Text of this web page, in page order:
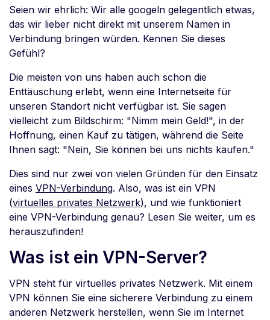
Seien wir ehrlich: Wir alle googeln gelegentlich etwas,
das wir lieber nicht direkt mit unserem Namen in
Verbindung bringen würden. Kennen Sie dieses
Gefühl?
Die meisten von uns haben auch schon die
Enttäuschung erlebt, wenn eine Internetseite für
unseren Standort nicht verfügbar ist. Sie sagen
vielleicht zum Bildschirm: "Nimm mein Geld!", in der
Hoffnung, einen Kauf zu tätigen, während die Seite
Ihnen sagt: "Nein, Sie können bei uns nichts kaufen."
Dies sind nur zwei von vielen Gründen für den Einsatz
eines VPN-Verbindung. Also, was ist ein VPN
(virtuelles privates Netzwerk), und wie funktioniert
eine VPN-Verbindung genau? Lesen Sie weiter, um es
herauszufinden!
Was ist ein VPN-Server?
VPN steht für virtuelles privates Netzwerk. Mit einem
VPN können Sie eine sicherere Verbindung zu einem
anderen Netzwerk herstellen, wenn Sie im Internet